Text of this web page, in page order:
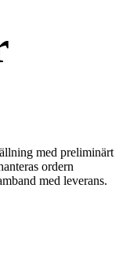
med preliminärt
ordern
med leverans.